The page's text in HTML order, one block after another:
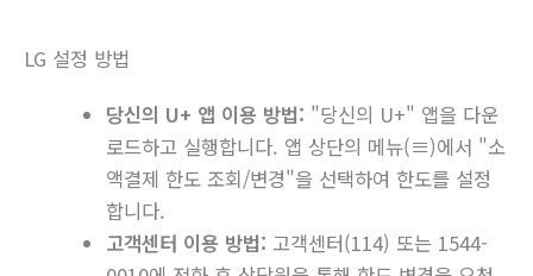
LG 설정 방법
당신의 U+ 앱 이용 방법: "당신의 U+" 앱을 다운
로드하고 실행합니다. 앱 상단의 메뉴(≡)에서 "소
액결제 한도 조회/변경"을 선택하여 한도를 설정
합니다.
고객센터 이용 방법: 고객센터(114) 또는 1544-